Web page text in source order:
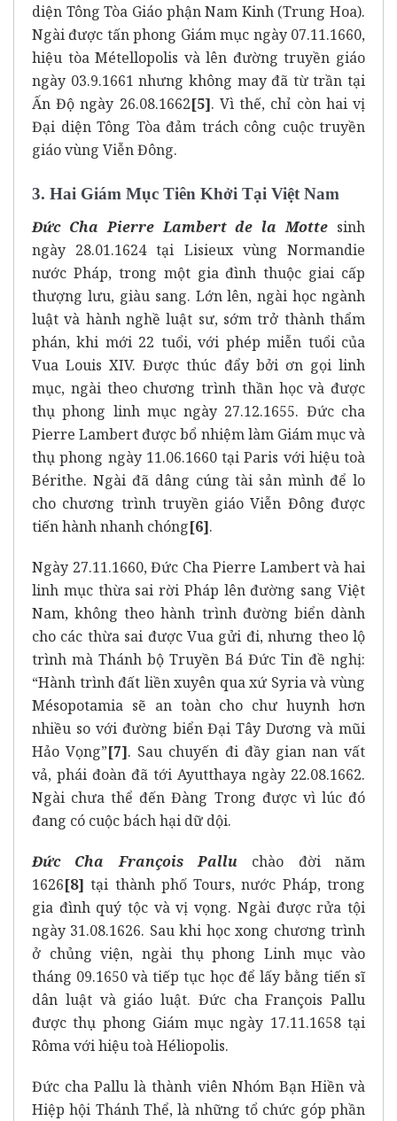
diện Tông Tòa Giáo phận Nam Kinh (Trung Hoa).
Ngài được tấn phong Giám mục ngày 07.11.1660,
hiệu tòa Métellopolis và lên đường truyền giáo
ngày 03.9.1661 nhưng không may đã từ trần tại
Ấn Độ ngày 26.08.1662[5]. Vì thế, chỉ còn hai vị
Đại diện Tông Tòa đảm trách công cuộc truyền
giáo vùng Viễn Đông.
3. Hai Giám Mục Tiên Khởi Tại Việt Nam
Đức Cha Pierre Lambert de la Motte sinh
ngày 28.01.1624 tại Lisieux vùng Normandie
nước Pháp, trong một gia đình thuộc giai cấp
thượng lưu, giàu sang. Lớn lên, ngài học ngành
luật và hành nghề luật sư, sớm trở thành thẩm
phán, khi mới 22 tuổi, với phép miễn tuổi của
Vua Louis XIV. Được thúc đẩy bởi ơn gọi linh
mục, ngài theo chương trình thần học và được
thụ phong linh mục ngày 27.12.1655. Đức cha
Pierre Lambert được bổ nhiệm làm Giám mục và
thụ phong ngày 11.06.1660 tại Paris với hiệu toà
Bérithe. Ngài đã dâng cúng tài sản mình để lo
cho chương trình truyền giáo Viễn Đông được
tiến hành nhanh chóng[6].
Ngày 27.11.1660, Đức Cha Pierre Lambert và hai
linh mục thừa sai rời Pháp lên đường sang Việt
Nam, không theo hành trình đường biển dành
cho các thừa sai được Vua gửi đi, nhưng theo lộ
trình mà Thánh bộ Truyền Bá Đức Tin đề nghị:
“Hành trình đất liền xuyên qua xứ Syria và vùng
Mésopotamia sẽ an toàn cho chư huynh hơn
nhiều so với đường biển Đại Tây Dương và mũi
Hảo Vọng”[7]. Sau chuyến đi đầy gian nan vất
vả, phái đoàn đã tới Ayutthaya ngày 22.08.1662.
Ngài chưa thể đến Đàng Trong được vì lúc đó
đang có cuộc bách hại dữ dội.
Đức Cha François Pallu chào đời năm
1626[8] tại thành phố Tours, nước Pháp, trong
gia đình quý tộc và vị vọng. Ngài được rửa tội
ngày 31.08.1626. Sau khi học xong chương trình
ở chủng viện, ngài thụ phong Linh mục vào
tháng 09.1650 và tiếp tục học để lấy bằng tiến sĩ
dân luật và giáo luật. Đức cha François Pallu
được thụ phong Giám mục ngày 17.11.1658 tại
Rôma với hiệu toà Héliopolis.
Đức cha Pallu là thành viên Nhóm Bạn Hiền và
Hiệp hội Thánh Thể, là những tổ chức góp phần